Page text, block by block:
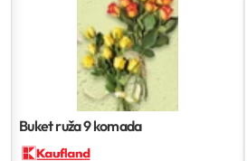
Buket ruža9 komada